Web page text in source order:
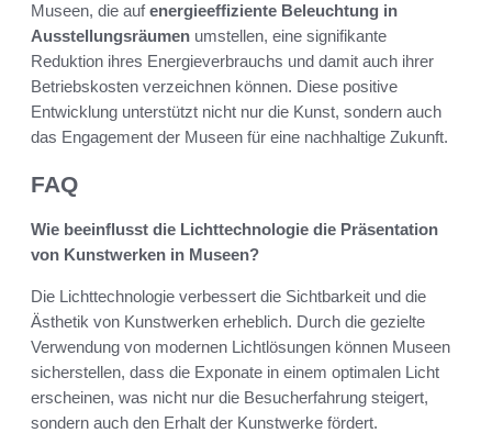
Museen, die aufenergieeffiziente Beleuchtung in
Ausstellungsräumen umstellen, eine signifikante
Reduktion ihres Energieverbrauchs und damit auch ihrer
Betriebskosten verzeichnen können. Diese positive
Entwicklung unterstützt nicht nur die Kunst, sondern auch
das Engagement der Museen für eine nachhaltige Zukunft.
FAQ
Wie beeinflusst die Lichttechnologie die Präsentation
von Kunstwerken in Museen?
Die Lichttechnologie verbessert die Sichtbarkeit und die
Ästhetik von Kunstwerken erheblich. Durch die gezielte
Verwendung von modernen Lichtlösungen können Museen
sicherstellen, dass die Exponate in einem optimalen Licht
erscheinen, was nicht nur die Besucherfahrung steigert,
sondern auch den Erhalt der Kunstwerke fördert.